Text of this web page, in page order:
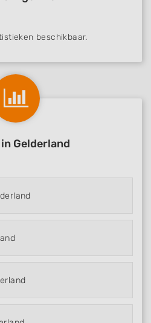
beschikbaar.
Gelderland